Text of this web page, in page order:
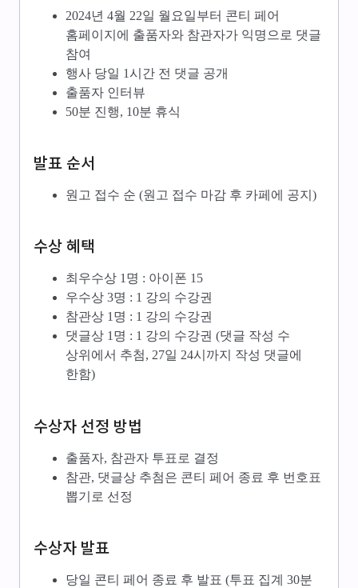
2024년 4월 22일 월요일부터 콘티 페어
홈페이지에 출품자와 참관자가 익명으로 댓글
참여
행사 당일 1시간 전 댓글 공개
출품자 인터뷰
50분 진행, 10분 휴식
발표 순서
원고 접수 순 (원고 접수 마감 후 카페에 공지)
수상 혜택
최우수상 1명 : 아이폰 15
우수상 3명 : 1 강의 수강권
참관상 1명 : 1 강의 수강권
댓글상 1명 : 1 강의 수강권 (댓글 작성 수
상위에서 추첨, 27일 24시까지 작성 댓글에
한함)
수상자 선정 방법
출품자, 참관자 투표로 결정
참관, 댓글상 추첨은 콘티 페어 종료 후 번호표
뽑기로 선정
수상자 발표
당일 콘티 페어 종료 후 발표 (투표 집계 30분